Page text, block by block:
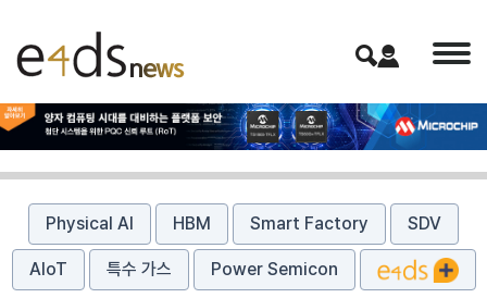
Physical AI HBM Smart Factory SDV
AIoT 특수 가스 Power Semicon